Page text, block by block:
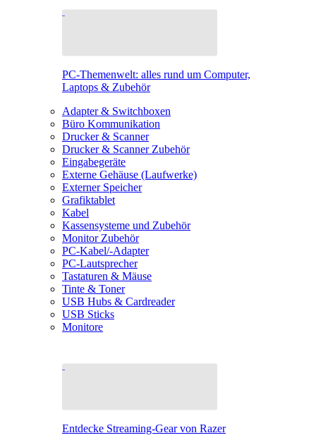
PC-Themenwelt: alles rund um Computer,
Laptops & Zubehör
Adapter & Switchboxen
Büro Kommunikation
Drucker & Scanner
Drucker & Scanner Zubehör
Eingabegeräte
Externe Gehäuse (Laufwerke)
Externer Speicher
Grafiktablet
Kabel
Kassensysteme und Zubehör
Monitor Zubehör
PC-Kabel/-Adapter
PC-Lautsprecher
Tastaturen & Mäuse
Tinte & Toner
USB Hubs & Cardreader
USB Sticks
Monitore
Entdecke Streaming-Gear von Razer